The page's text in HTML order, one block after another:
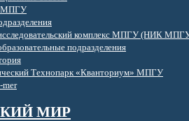
МПГУ
комплекс МПГУ (НИК
подразделения
Технопарк «Кванториум» МПГУ
МИР